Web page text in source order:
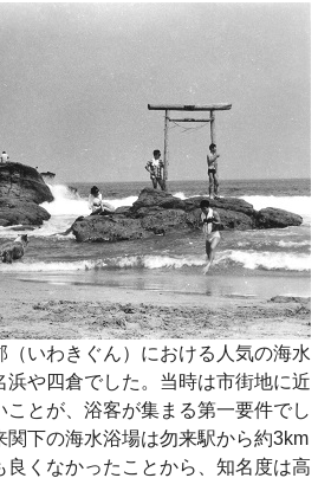
いわきぐん）における人気の海水
浜や四倉でした。当時は市街地に近
ことが、浴客が集まる第一要件でし
関下の海水浴場は勿来駅から約3km
良くなかったことから、知名度は高